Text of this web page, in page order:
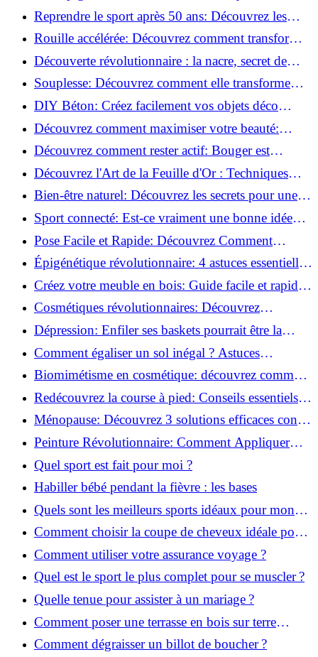
pouvoirs antioxydants!
Reprendre le sport après 50 ans: Découvrez les
meilleures méthodes!
Rouille accélérée: Découvrez comment transformer
la corrosion en déco tendance!
Découverte révolutionnaire : la nacre, secret de
régénération inouï !
Souplesse: Découvrez comment elle transforme
votre performance sportive!
DIY Béton: Créez facilement vos objets déco
tendance!
Découvrez comment maximiser votre beauté:
Astuces et secrets révélés!
Découvrez comment rester actif: Bouger est
toujours possible!
Découvrez l'Art de la Feuille d'Or : Techniques
Incontournables pour Réussir!
Bien-être naturel: Découvrez les secrets pour une
vie saine!
Sport connecté: Est-ce vraiment une bonne idée
pour vous?
Pose Facile et Rapide: Découvrez Comment
Monter des Carreaux de Béton Cellulaire!
Épigénétique révolutionnaire: 4 astuces essentielles
pour transformer votre bien-être!
Créez votre meuble en bois: Guide facile et rapide
pour débutants!
Cosmétiques révolutionnaires: Découvrez
comment les fermes verticales transforment la
beauté!
Dépression: Enfiler ses baskets pourrait être la
solution!
Comment égaliser un sol inégal ? Astuces
infaillibles pour réussir !
Biomimétisme en cosmétique: découvrez comment
la nature inspire l'avenir des soins beauté!
Redécouvrez la course à pied: Conseils essentiels
pour reprendre!
Ménopause: Découvrez 3 solutions efficaces contre
les bouffées de chaleur!
Peinture Révolutionnaire: Comment Appliquer
Deux Couleurs Sur Une Porte!
Quel sport est fait pour moi ?
Habiller bébé pendant la fièvre : les bases
Quels sont les meilleurs sports idéaux pour mon
enfant ?
Comment choisir la coupe de cheveux idéale pour
votre visage ?
Comment utiliser votre assurance voyage ?
Quel est le sport le plus complet pour se muscler ?
Quelle tenue pour assister à un mariage ?
Comment poser une terrasse en bois sur terre
battue ?
Comment dégraisser un billot de boucher ?